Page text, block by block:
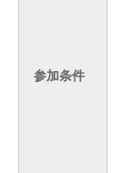
参加条件